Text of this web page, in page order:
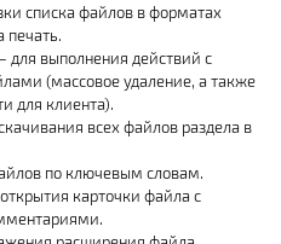
списка файлов в форматах
печать.
для выполнения действий с
(массовое удаление, а также
для клиента).
всех файлов раздела в
по ключевым словам.
карточки файла с